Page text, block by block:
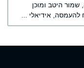
שמור היטב ומוכן
להעמסה, אידיאלי ...